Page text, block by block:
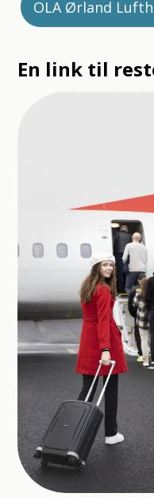
OLA Ørland
En link til